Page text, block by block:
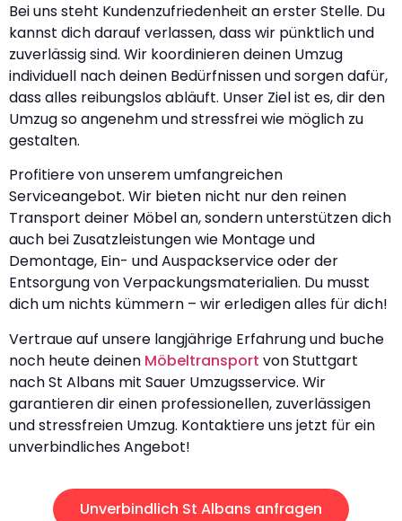
Bei uns steht Kundenzufriedenheit an erster Stelle. Du
kannst dich darauf verlassen, dass wir pünktlich und
zuverlässig sind. Wir koordinieren deinen Umzug
individuell nach deinen Bedürfnissen und sorgen dafür,
dass alles reibungslos abläuft. Unser Ziel ist es, dir den
Umzug so angenehm und stressfrei wie möglich zu
gestalten.
Profitiere von unserem umfangreichen
Serviceangebot. Wir bieten nicht nur den reinen
Transport deiner Möbel an, sondern unterstützen dich
auch bei Zusatzleistungen wie Montage und
Demontage, Ein- und Auspackservice oder der
Entsorgung von Verpackungsmaterialien. Du musst
dich um nichts kümmern – wir erledigen alles für dich!
Vertraue auf unsere langjährige Erfahrung und buche
noch heute deinen Möbeltransport von Stuttgart
nach St Albans mit Sauer Umzugsservice. Wir
garantieren dir einen professionellen, zuverlässigen
und stressfreien Umzug. Kontaktiere uns jetzt für ein
unverbindliches Angebot!
Unverbindlich St Albans anfragen